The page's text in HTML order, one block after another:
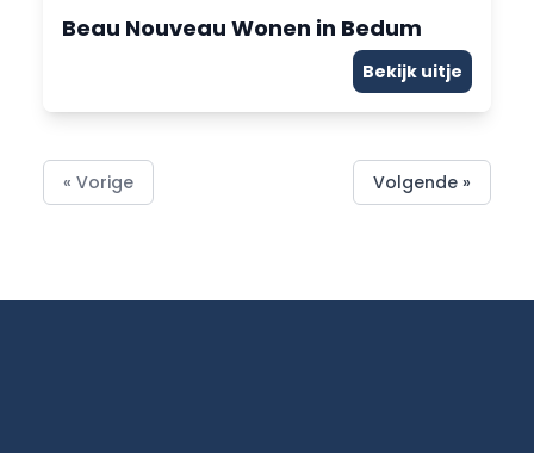
Beau Nouveau Wonen in Bedum
Bekijk uitje
« Vorige Volgende »